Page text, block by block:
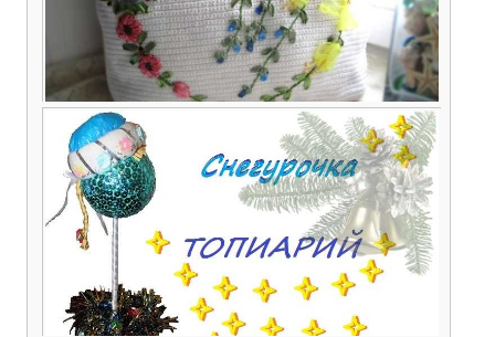
Веселая сумка – танцующие цветы Светланы
Малышевой (конкурсная работа)